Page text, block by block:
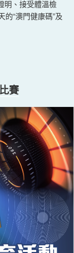
明、接受體溫檢
的“澳門健康碼”及
賽